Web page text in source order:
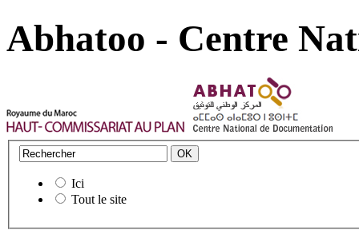
Abhatoo - Centre
Ici
Tout le site